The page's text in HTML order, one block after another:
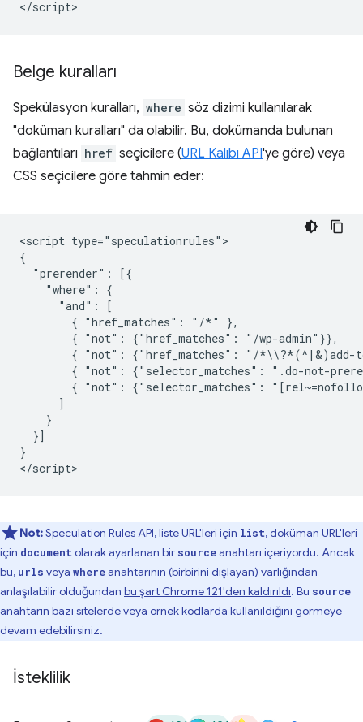
Belge kuralları
Spekülasyon kuralları, where söz dizimi kullanılarak
"doküman kuralları" da olabilir. Bu, dokümanda bulunan
bağlantıları href seçicilere (URL Kalıbı API'ye göre) veya
CSS seçicilere göre tahmin eder:
<script type="speculationrules">
{
  "prerender": [{
    "where": {
      "and": [
        { "href_matches": "/*" },
        { "not": {"href_matches": "/wp-admin"}},
{ "not": {"href_matches": "/*\\?*(^|&)add-
{ "not": {"selector_matches": ".do-not-
{ "not": {"selector_matches":
      ]
    }
  }]
}
Not:Speculation Rules API, liste URL'leri için list, doküman URL'leri
için documentolarak ayarlanan bir sourceanahtarı içeriyordu. Ancak
bu, urls veya whereanahtarının (birbirini dışlayan) varlığından
anlaşılabilir olduğundan bu şart Chrome 121'den kaldırıldı. Bu source
anahtarın bazı sitelerde veya örnek kodlarda kullanıldığını görmeye
devam edebilirsiniz.
İsteklilik